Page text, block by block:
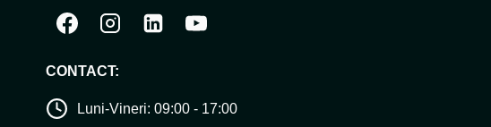
CONTACT:
Luni-Vineri: 09:00 - 17:00